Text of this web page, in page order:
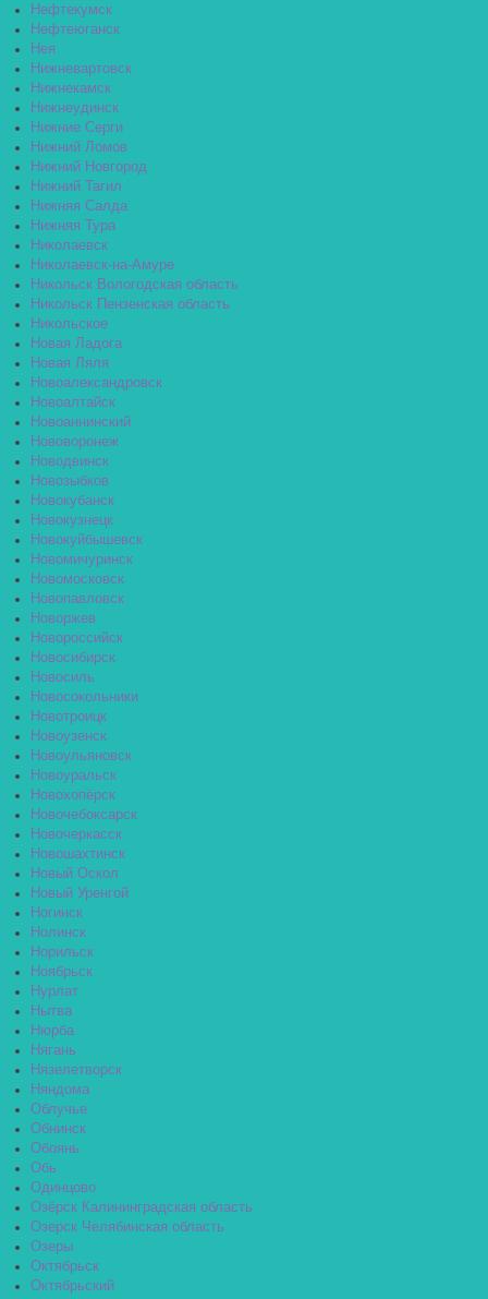
Нефтекумск
Нефтеюганск
Нея
Нижневартовск
Нижнекамск
Нижнеудинск
Нижние Серги
Нижний Ломов
Нижний Новгород
Нижний Тагил
Нижняя Салда
Нижняя Тура
Николаевск
Николаевск-на-Амуре
Никольск Вологодская область
Никольск Пензенская область
Никольское
Новая Ладога
Новая Ляля
Новоалександровск
Новоалтайск
Новоаннинский
Нововоронеж
Новодвинск
Новозыбков
Новокубанск
Новокузнецк
Новокуйбышевск
Новомичуринск
Новомосковск
Новопавловск
Новоржев
Новороссийск
Новосибирск
Новосиль
Новосокольники
Новотроицк
Новоузенск
Новоульяновск
Новоуральск
Новохопёрск
Новочебоксарск
Новочеркасск
Новошахтинск
Новый Оскол
Новый Уренгой
Ногинск
Нолинск
Норильск
Ноябрьск
Нурлат
Нытва
Нюрба
Нягань
Нязелетворск
Няндома
Облучье
Обнинск
Обоянь
Обь
Одинцово
Озёрск Калининградская область
Озерск Челябинская область
Озеры
Октябрьск
Октябрьский